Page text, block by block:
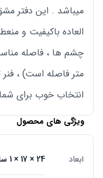
العاده باکیفیت و
متر فاصله است) ،
انتخاب خوب برای
ویژگی های محصول
ابعاد 24 × 17 × 1 سانتی متر